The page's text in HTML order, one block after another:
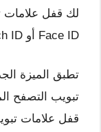
لك قفل علامات
Face ID أو Touch ID.
تطبق الميزة
تبويب التصفح
قفل علامات